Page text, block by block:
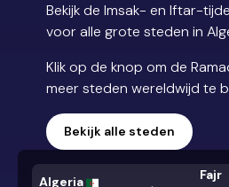
Bekijk de Imsak- en Iftar-
voor alle grote steden in
Klik op de knop om de
meer steden wereldwijd te
Bekijk alle steden
Algeria Fajr